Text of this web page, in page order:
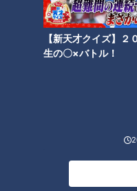
【新天才クイズ】２
生の〇×バトル！